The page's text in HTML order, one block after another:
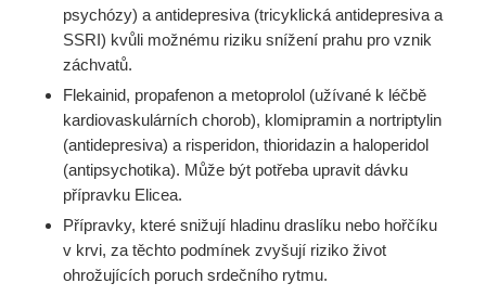
psychózy) a antidepresiva (tricyklická antidepresiva a
SSRI) kvůli možnému riziku snížení prahu pro vznik
záchvatů.
Flekainid, propafenon a metoprolol (užívané k léčbě
kardiovaskulárních chorob), klomipramin a nortriptylin
(antidepresiva) a risperidon, thioridazin a haloperidol
(antipsychotika). Může být potřeba upravit dávku
přípravku Elicea.
Přípravky, které snižují hladinu draslíku nebo hořčíku
v krvi, za těchto podmínek zvyšují riziko život
ohrožujících poruch srdečního rytmu.